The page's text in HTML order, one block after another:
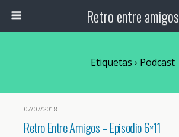
Retro entre amigos
Etiquetas › Podcast
07/07/2018
Retro Entre Amigos – Episodio 6×11